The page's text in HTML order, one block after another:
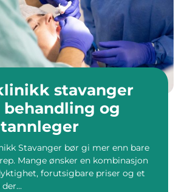
stavanger
og
Stavanger bør gi mer enn bare
Mange ønsker en kombinasjon
forutsigbare priser og et